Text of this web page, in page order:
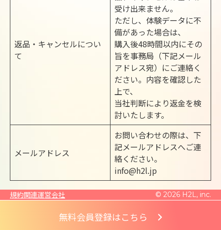
返品・キャンセルについ
て
受け出来ません。
ただし、体験データに不
備があった場合は、
購入後48時間以内にその
旨を事務局（下記メール
アドレス宛）にご連絡く
ださい。内容を確認した
上で、
当社判断により返金を検
討いたします。
メールアドレス
お問い合わせの際は、下
記メールアドレスへご連
絡ください。
info@h2l.jp
規約関連運営会社 © 2026 H2L, inc.
無料会員登録はこちら